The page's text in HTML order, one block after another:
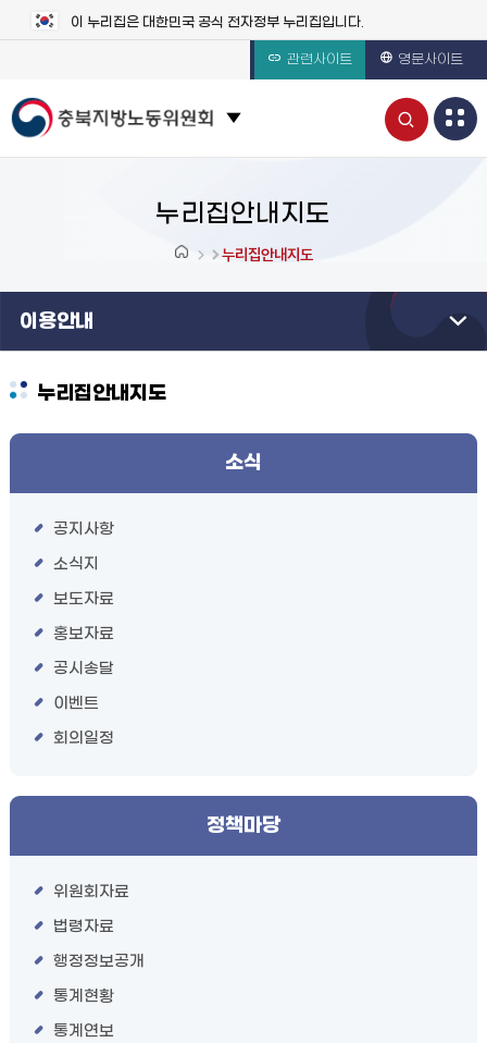
이 누리집은 대한민국 공식 전자정부 누리집입니다.
관련사이트 영문사이트
관련 사이트 목록 보기
통
합
열
누리집안내지도
누리집안내지도
이용안내
누리집안내지도
소식
공지사항
소식지
보도자료
홍보자료
공시송달
이벤트
회의일정
정책마당
위원회자료
법령자료
행정정보공개
통계현황
통계연보